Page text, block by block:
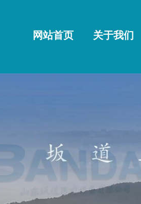
网站首页 关于我们